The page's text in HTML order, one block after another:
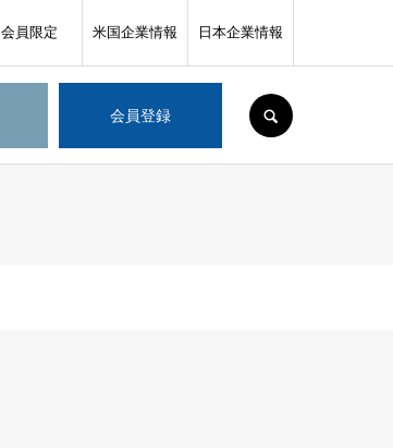
会員登録
会員限定 米国企業情報 日本企業情報